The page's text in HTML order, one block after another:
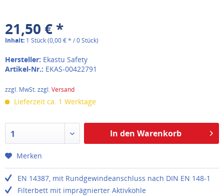
21,50 € *
Inhalt: 1 Stück (0,00 € * / 0 Stück)
Hersteller: Ekastu Safety
Artikel-Nr.: EKAS-00422791
zzgl. MwSt. zzgl.Versand
Lieferzeit ca. 1 Werktage
1 In den Warenkorb
Merken
EN 14387, mit Rundgewindeanschluss nach DIN EN 148-1
Filterbett mit imprägnierter Aktivkohle